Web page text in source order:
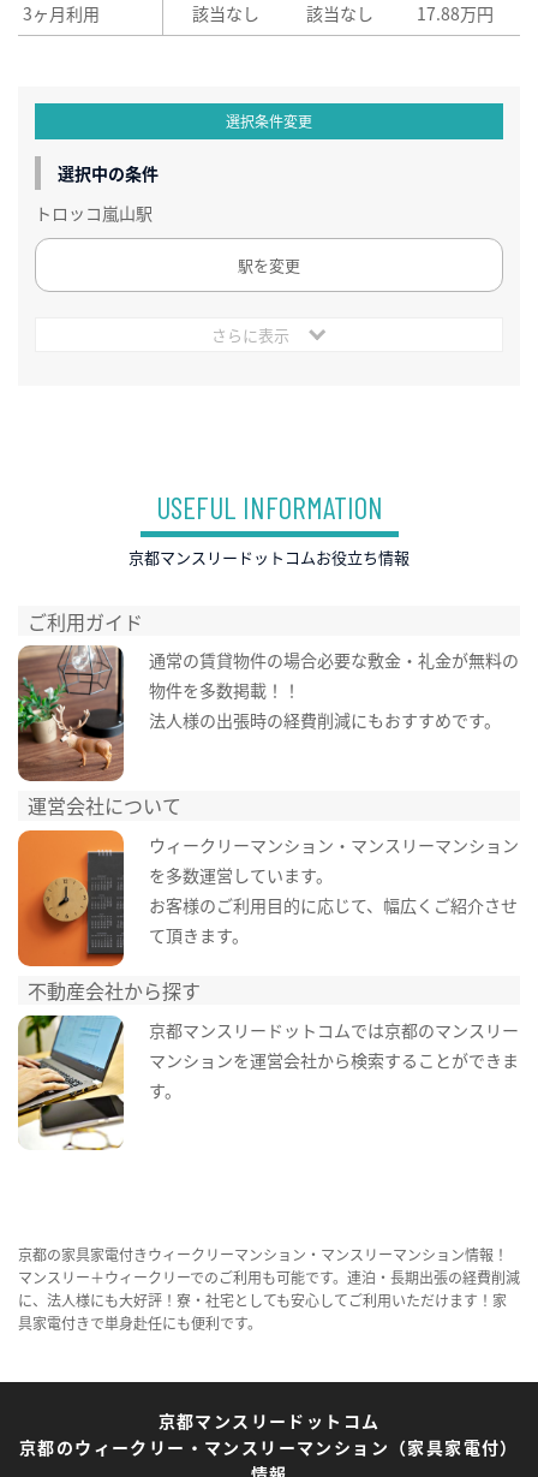
3ヶ月利用
該当なし 該当なし 17.88万円
選択条件変更
選択中の条件
トロッコ嵐山駅
駅を変更
さらに表示
USEFUL INFORMATION
京都マンスリードットコムお役立ち情報
ご利用ガイド
通常の賃貸物件の場合必要な敷金・礼金が無料の
物件を多数掲載！！
法人様の出張時の経費削減にもおすすめです。
運営会社について
ウィークリーマンション・マンスリーマンション
を多数運営しています。
お客様のご利用目的に応じて、幅広くご紹介させ
て頂きます。
不動産会社から探す
京都マンスリードットコムでは京都のマンスリー
マンションを運営会社から検索することができま
す。
京都の家具家電付きウィークリーマンション・マンスリーマンション情報！
マンスリー＋ウィークリーでのご利用も可能です。連泊・長期出張の経費削減
に、法人様にも大好評！寮・社宅としても安心してご利用いただけます！家
具家電付きで単身赴任にも便利です。
京都マンスリードットコム
京都のウィークリー・マンスリーマンション（家具家電付）